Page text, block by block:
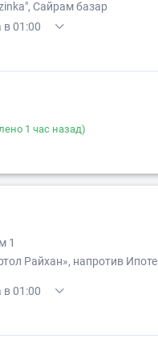
Сайрам базар
в 01:00
1 час назад)
1
Райхан», напротив
в 01:00
5 000